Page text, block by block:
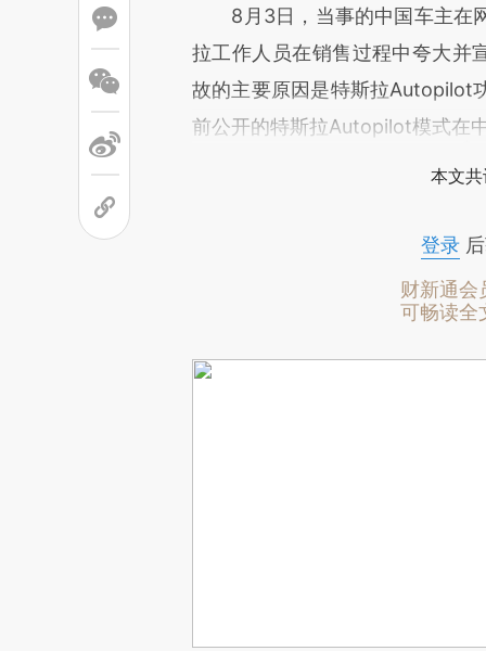
8月3日，当事的中国车主在网
拉工作人员在销售过程中夸大并
故的主要原因是特斯拉Autopilot
前公开的特斯拉Autopilot模式在
本文共
登录后
财新通会
可畅读全